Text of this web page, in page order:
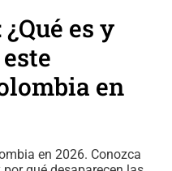
es y
en
en 2026. Conozca